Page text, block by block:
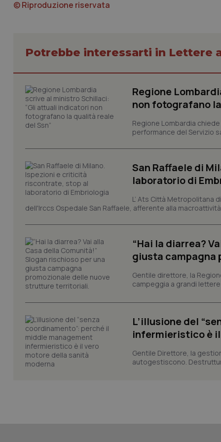
© Riproduzione riservata
Potrebbe interessarti in Lettere
Regione
non fotografano
Regione Lombardia
performance del Servizio
San Raffaele di
laboratorio di
L’ Ats Città Metropolitana
dell'Irccs Ospedale San Raffaele, afferente alla
“Hai la diarrea?
giusta campagna
Gentile direttore, la
campeggia a grandi lettere
L’illusione del
infermieristico è
Gentile Direttore, la
autogestiscono.
tracking-enable
tracking-sites-
session-id
PHPSESSID
_ga_KM60CM4NPH
Nome
_ga_0VMQEQKQ1N
VISITOR_INFO1_LIVE